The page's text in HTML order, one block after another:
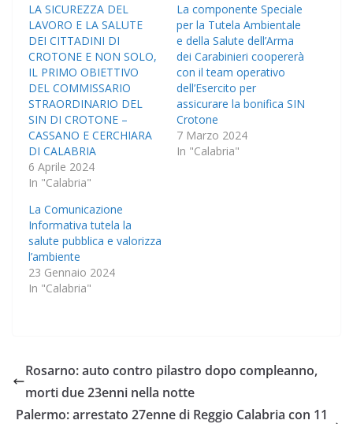
LA SICUREZZA DEL
LAVORO E LA SALUTE
DEI CITTADINI DI
CROTONE E NON SOLO,
IL PRIMO OBIETTIVO
DEL COMMISSARIO
STRAORDINARIO DEL
SIN DI CROTONE –
CASSANO E CERCHIARA
DI CALABRIA
6 Aprile 2024
In "Calabria"
La componente Speciale
per la Tutela Ambientale
e della Salute dell’Arma
dei Carabinieri coopererà
con il team operativo
dell’Esercito per
assicurare la bonifica SIN
Crotone
7 Marzo 2024
In "Calabria"
La Comunicazione
Informativa tutela la
salute pubblica e valorizza
l’ambiente
23 Gennaio 2024
In "Calabria"
Rosarno: auto contro pilastro dopo compleanno,
morti due 23enni nella notte
Palermo: arrestato 27enne di Reggio Calabria con 11